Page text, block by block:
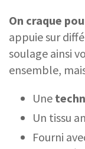
On craque
appuie sur
soulage ainsi
ensemble,
Une
Un tissu
Fourni